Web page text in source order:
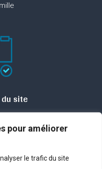
pour améliorer
le trafic du site
site